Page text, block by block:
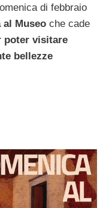
di febbraio
al Museo che cade
poter visitare
bellezze